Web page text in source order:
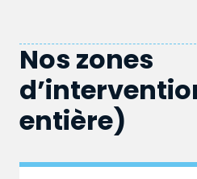
Nos zones
entière)